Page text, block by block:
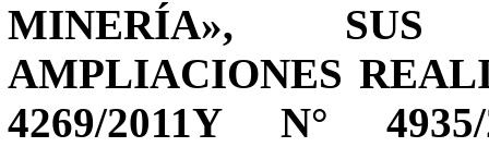
MINERÍA», SUS
AMPLIACIONES
4269/2011Y N°